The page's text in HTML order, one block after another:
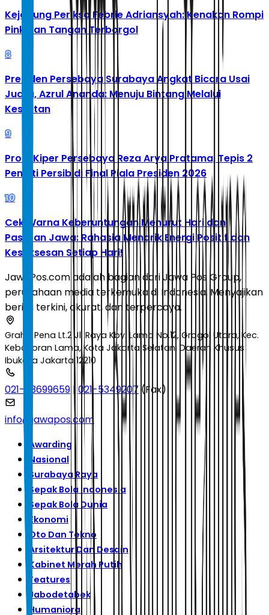
Kejagung Periksa Febrie Adriansyah: Kenakan Rompi
Pink dan Tangan Terborgol
8
Presiden Persebaya Surabaya Angkat Bicara Usai
Juara, Azrul Ananda: Menuju Bintang Melalui
Kesulitan
9
Profil Kiper Persebaya Reza Arya Pratama, Tepis 2
Penalti Persib di Final Piala Presiden 2026
10
Cek Warna Keberuntungan Menurut Hari dan
Pasaran Jawa: Rahasia Menarik Energi Positif dan
Kesuksesan Setiap Hari!
JawaPos.com adalah bagian dari Jawa Pos Group,
perusahaan media terkemuka di Indonesia. Menyajikan
berita terkini, akurat, dan terpercaya.
Graha Pena Lt.2 Jl. Raya Kby. Lama No.12, Grogol Utara, Kec.
Kebayoran Lama, Kota Jakarta Selatan, Daerah Khusus
Ibukota Jakarta 12210
021-53699659 | 021-5349207 (Fax)
info@jawapos.com
Awarding
Nasional
Surabaya Raya
Sepak Bola Indonesia
Sepak Bola Dunia
Ekonomi
Oto Dan Tekno
Arsitektur Dan Desain
Kabinet Merah Putih
Features
Jabodetabek
Humaniora